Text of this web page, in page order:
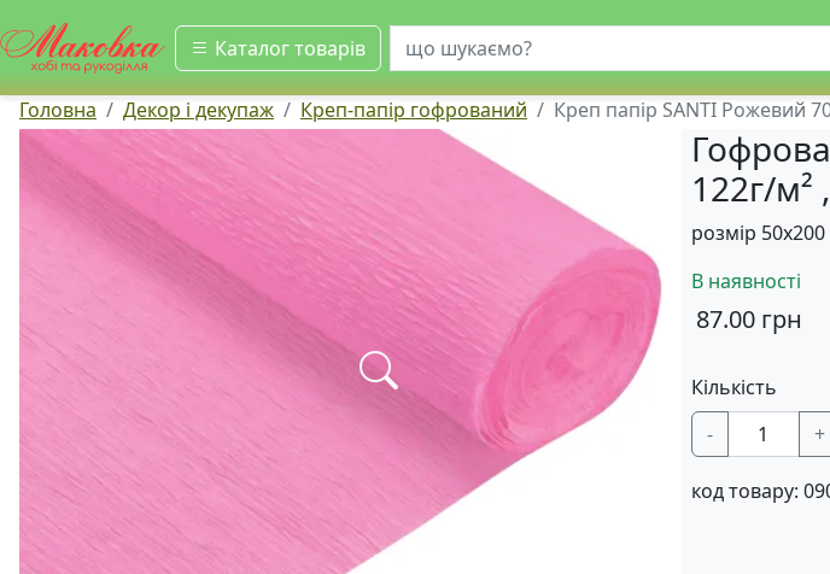
Каталог товарів
шукати
Головна Декор і декупаж Креп-папір гофрований Креп папір SANTI Рожевий
122г/м²
розмір
В наявності
87.00 грн
Кількість
-
+
код товару: